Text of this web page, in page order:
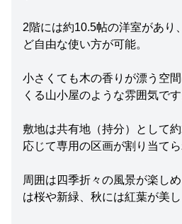
2階には約10.5帖の洋室があり
ど自由な使い方が可能。
小さくても木の香りが漂う空
くる山小屋のような雰囲気です
敷地は共有地（持分）として
応じて専用の区画が割り当てら
周囲は四季折々の風景が楽し
は桜や新緑、秋には紅葉が美し